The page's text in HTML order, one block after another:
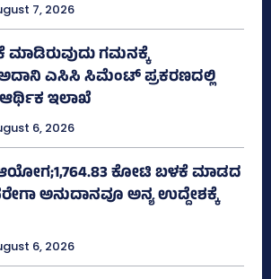
7, 2026
ಮಾಡಿರುವುದು ಗಮನಕ್ಕೆ
ಅದಾನಿ ಎಸಿಸಿ ಸಿಮೆಂಟ್ ಪ್ರಕರಣದಲ್ಲಿ
ಇಲಾಖೆ
6, 2026
ಆಯೋಗ;1,764.83 ಕೋಟಿ ಬಳಕೆ ಮಾಡದ
ಅನುದಾನವೂ ಅನ್ಯ ಉದ್ದೇಶಕ್ಕೆ
6, 2026